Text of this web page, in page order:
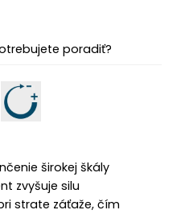
poradiť?
širokej škály
zvyšuje silu
strate záťaže, čím